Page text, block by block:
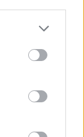
more Google
may click to
party tags to
below Google
πιο υγιεινό